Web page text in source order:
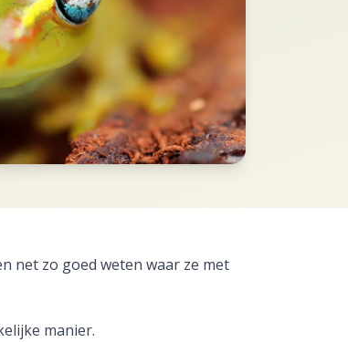
net zo goed weten waar ze met
manier.